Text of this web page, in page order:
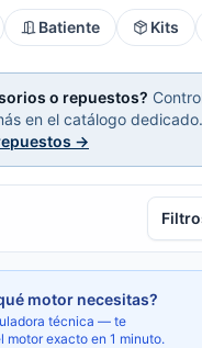
Batiente Kits
o repuestos?
en el catálogo dedicado.
→
motor necesitas?
técnica — te
motor exacto en 1 minuto.